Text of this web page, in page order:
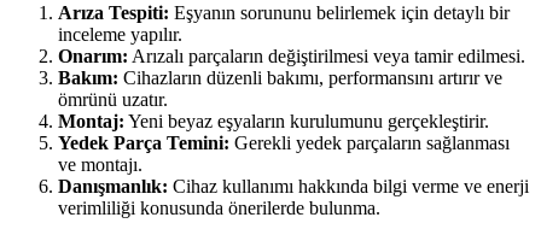
Arıza Tespiti: Eşyanın sorununu belirlemek için detaylı bir
inceleme yapılır.
Onarım: Arızalı parçaların değiştirilmesi veya tamir edilmesi.
Bakım: Cihazların düzenli bakımı, performansını artırır ve
ömrünü uzatır.
Montaj: Yeni beyaz eşyaların kurulumunu gerçekleştirir.
Yedek Parça Temini: Gerekli yedek parçaların sağlanması
ve montajı.
Danışmanlık: Cihaz kullanımı hakkında bilgi verme ve enerji
verimliliği konusunda önerilerde bulunma.